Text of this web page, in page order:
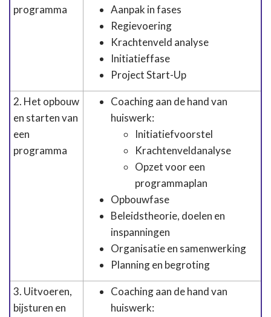
programma
Aanpak in fases
Regievoering
Krachtenveld analyse
Initiatieffase
Project Start-Up
2. Het opbouw
en starten van
een
programma
Coaching aan de hand van
huiswerk:
Initiatiefvoorstel
Krachtenveldanalyse
Opzet voor een
programmaplan
Opbouwfase
Beleidstheorie, doelen en
inspanningen
Organisatie en samenwerking
Planning en begroting
3. Uitvoeren,
bijsturen en
Coaching aan de hand van
huiswerk: